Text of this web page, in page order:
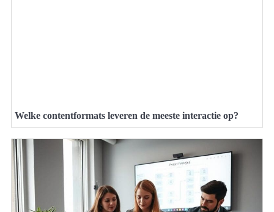
Welke contentformats leveren de meeste interactie op?